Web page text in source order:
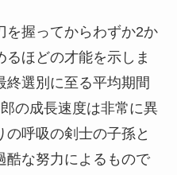
を握ってからわずか2か
るほどの才能を示しま
終選別に至る平均期間
の成長速度は非常に異
呼吸の剣士の子孫と
酷な努力によるもので